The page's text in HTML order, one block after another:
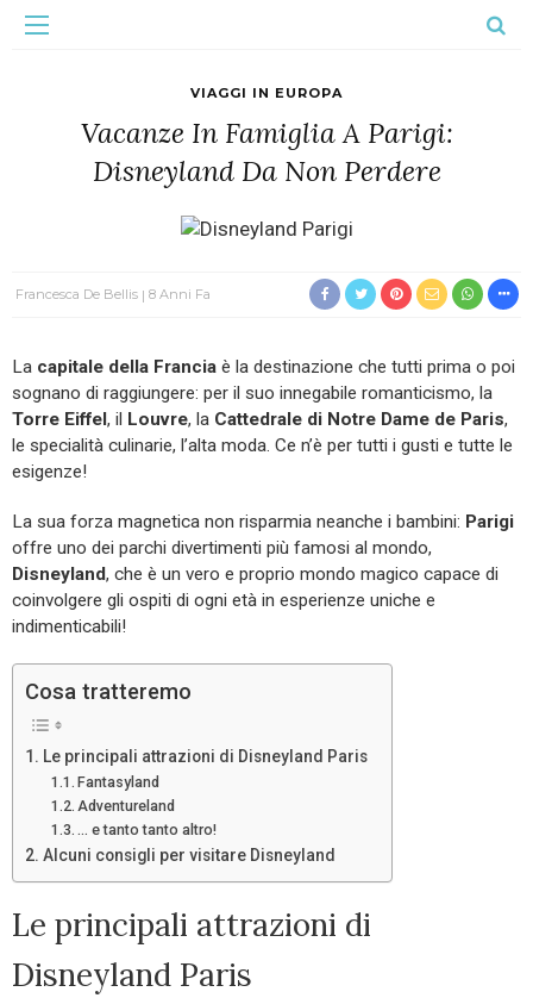
VIAGGI IN EUROPA
Vacanze In Famiglia A Parigi:
Disneyland Da Non Perdere
Francesca De Bellis 8 Anni Fa
La capitale della Francia è la destinazione che tutti prima o poi
sognano di raggiungere: per il suo innegabile romanticismo, la
Torre Eiffel, il Louvre, la Cattedrale di Notre Dame de Paris,
le specialità culinarie, l’alta moda. Ce n’è per tutti i gusti e tutte le
esigenze!
La sua forza magnetica non risparmia neanche i bambini: Parigi
offre uno dei parchi divertimenti più famosi al mondo,
Disneyland, che è un vero e proprio mondo magico capace di
coinvolgere gli ospiti di ogni età in esperienze uniche e
indimenticabili!
Cosa tratteremo
Le principali attrazioni di Disneyland Paris
Fantasyland
Adventureland
… e tanto tanto altro!
Alcuni consigli per visitare Disneyland
Le principali attrazioni di
Disneyland Paris